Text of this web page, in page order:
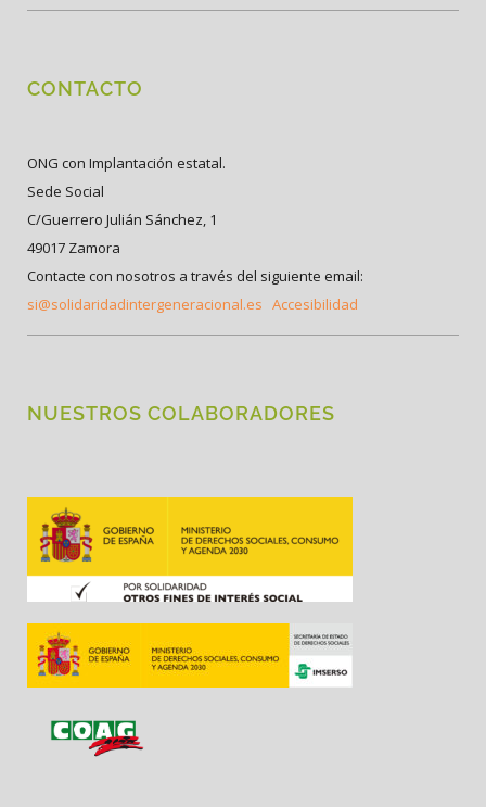
CONTACTO
ONG con Implantación estatal.
Sede Social
C/Guerrero Julián Sánchez, 1
49017 Zamora
Contacte con nosotros a través del siguiente email:
si@solidaridadintergeneracional.es Accesibilidad
NUESTROS COLABORADORES